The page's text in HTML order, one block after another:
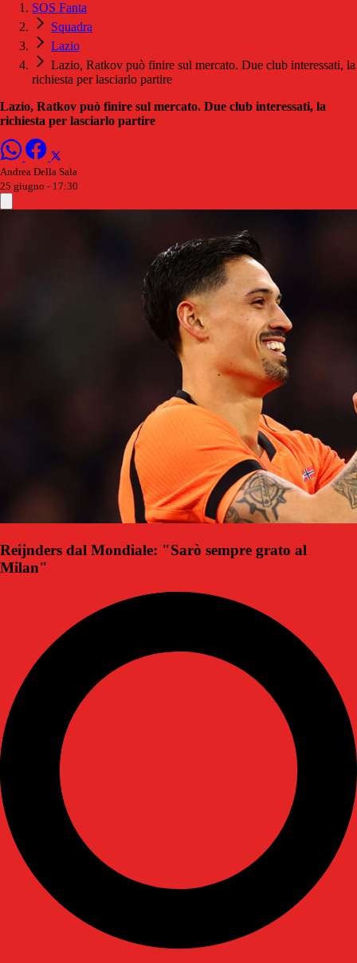
SOS Fanta
Squadra
Lazio
Lazio, Ratkov può finire sul mercato. Due club interessati, la
richiesta per lasciarlo partire
Lazio, Ratkov può finire sul mercato. Due club interessati, la
richiesta per lasciarlo partire
Andrea Della Sala
25 giugno - 17:30
Reijnders dal Mondiale: "Sarò sempre grato al
Milan"